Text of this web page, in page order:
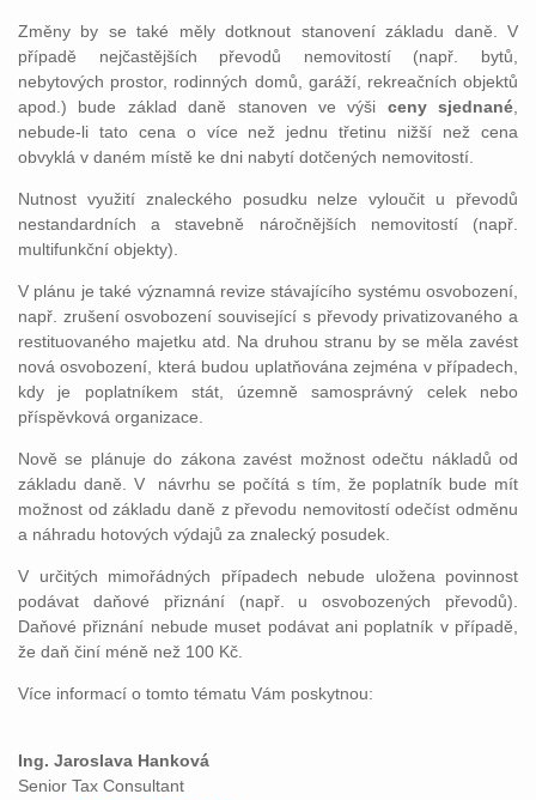
Změny by se také měly dotknout stanovení základu daně. V
případě nejčastějších převodů nemovitostí (např. bytů,
nebytových prostor, rodinných domů, garáží, rekreačních objektů
apod.) bude základ daně stanoven ve výši ceny sjednané
nebude-li tato cena o více než jednu třetinu nižší než cena
obvyklá v daném místě ke dni nabytí dotčených nemovitostí.
Nutnost využití znaleckého posudku nelze vyloučit u převodů
nestandardních a stavebně náročnějších nemovitostí (např.
multifunkční objekty).
V plánu je také významná revize stávajícího systému osvobození,
např. zrušení osvobození související s převody privatizovaného a
restituovaného majetku atd. Na druhou stranu by se měla zavést
nová osvobození, která budou uplatňována zejména v případech,
kdy je poplatníkem stát, územně samosprávný celek nebo
příspěvková organizace.
Nově se plánuje do zákona zavést možnost odečtu nákladů od
základu daně. V návrhu se počítá s tím, že poplatník bude mít
možnost od základu daně z převodu nemovitostí odečíst odměnu
a náhradu hotových výdajů za znalecký posudek.
V určitých mimořádných případech nebude uložena povinnost
podávat daňové přiznání (např. u osvobozených převodů).
Daňové přiznání nebude muset podávat ani poplatník v případě,
že daň činí méně než 100 Kč.
Více informací o tomto tématu Vám poskytnou:
Ing. Jaroslava Hanková
Senior Tax Consultant